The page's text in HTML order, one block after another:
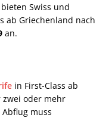
Swiss und
ab Griechenland nach
an.
in First-Class ab
oder mehr
muss